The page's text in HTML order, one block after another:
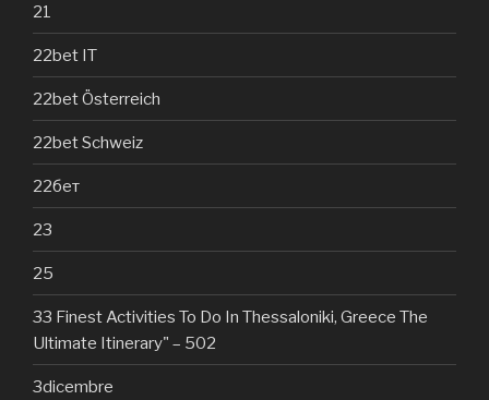
21
22bet IT
22bet Österreich
22bet Schweiz
22бет
23
25
33 Finest Activities To Do In Thessaloniki, Greece The
Ultimate Itinerary" – 502
3dicembre